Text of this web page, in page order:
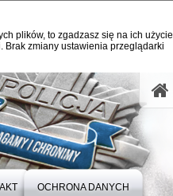
plików, to zgadzasz się na ich użycie
zmiany ustawienia przeglądarki
OCHRONA DANYCH